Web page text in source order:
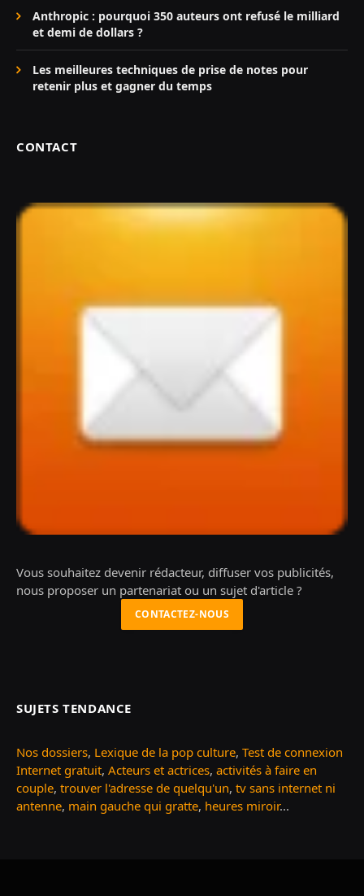
Anthropic : pourquoi 350 auteurs ont refusé le milliard
et demi de dollars ?
Les meilleures techniques de prise de notes pour
retenir plus et gagner du temps
CONTACT
Vous souhaitez devenir rédacteur, diffuser vos publicités,
nous proposer un partenariat ou un sujet d'article ?
CONTACTEZ-NOUS
SUJETS TENDANCE
Nos dossiers, Lexique de la pop culture, Test de connexion
Internet gratuit, Acteurs et actrices, activités à faire en
couple, trouver l'adresse de quelqu'un, tv sans internet ni
antenne, main gauche qui gratte, heures miroir...